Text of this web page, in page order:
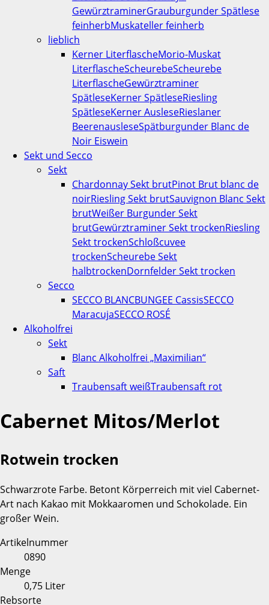
GewürztraminerGrauburgunder Spätlese
feinherbMuskateller feinherb
lieblich
Kerner LiterflascheMorio-Muskat
LiterflascheScheurebeScheurebe
LiterflascheGewürztraminer
SpätleseKerner SpätleseRiesling
SpätleseKerner AusleseRieslaner
BeerenausleseSpätburgunder Blanc de
Noir Eiswein
Sekt und Secco
Sekt
Chardonnay Sekt brutPinot Brut blanc de
noirRiesling Sekt brutSauvignon Blanc Sekt
brutWeißer Burgunder Sekt
brutGewürztraminer Sekt trockenRiesling
Sekt trockenSchloßcuvee
trockenScheurebe Sekt
halbtrockenDornfelder Sekt trocken
Secco
SECCO BLANCBUNGEE CassisSECCO
MaracujaSECCO ROSÉ
Alkoholfrei
Sekt
Blanc Alkoholfrei „Maximilian“
Saft
Traubensaft weißTraubensaft rot
Cabernet Mitos/Merlot
Rotwein trocken
Schwarzrote Farbe. Betont Körperreich mit viel Cabernet-
Art nach Kakao mit Mokkaaromen und Schokolade. Ein
großer Wein.
Artikelnummer
0890
Menge
0,75 Liter
Rebsorte